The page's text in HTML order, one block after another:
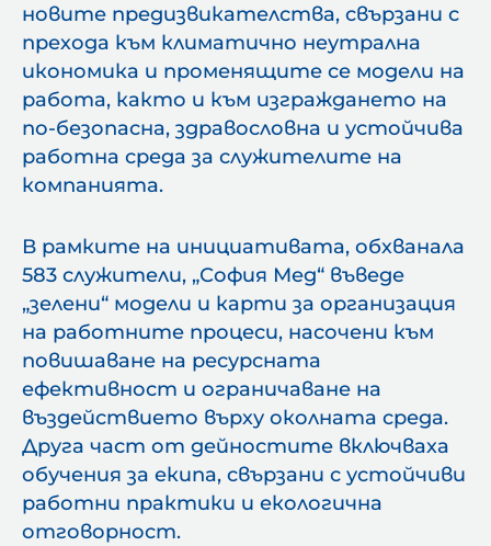
новите предизвикателства, свързани с
прехода към климатично неутрална
икономика и променящите се модели на
работа, както и към изграждането на
по-безопасна, здравословна и устойчива
работна среда за служителите на
компанията.
В рамките на инициативата, обхванала
583 служители, „София Мед“ въведе
„зелени“ модели и карти за организация
на работните процеси, насочени към
повишаване на ресурсната
ефективност и ограничаване на
въздействието върху околната среда.
Друга част от дейностите включваха
обучения за екипа, свързани с устойчиви
работни практики и екологична
отговорност.